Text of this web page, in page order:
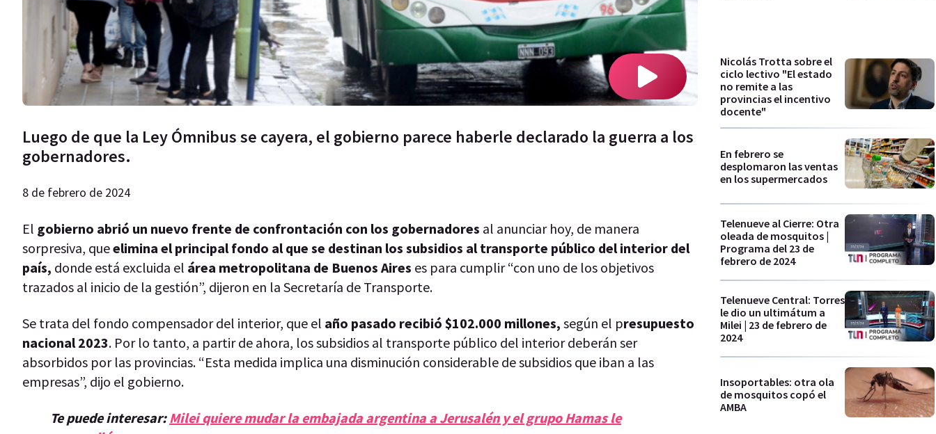
Luego de que la Ley Ómnibus se cayera, el gobierno parece haberle declarado la guerra a los
gobernadores.
8 de febrero de 2024
El gobierno abrió un nuevo frente de confrontación con los gobernadores al anunciar hoy, de manera
sorpresiva, queelimina el principal fondo al que se destinan los subsidios al transporte público del interior del
país, donde está excluida el área metropolitana de Buenos Aires es para cumplir “con uno de los objetivos
trazados al inicio de la gestión”, dijeron en la Secretaría de Transporte.
Se trata del fondo compensador del interior, que el año pasado recibió $102.000 millones, según el presupuesto
nacional 2023. Por lo tanto, a partir de ahora, los subsidios al transporte público del interior deberán ser
absorbidos por las provincias. “Esta medida implica una disminución considerable de subsidios que iban a las
empresas”, dijo el gobierno.
Te puede interesar: Milei quiere mudar la embajada argentina a Jerusalén y el grupo Hamas le
Nicolás Trotta sobre el
ciclo lectivo "El estado
no remite a las
provincias el incentivo
docente"
En febrero se
desplomaron las ventas
en los supermercados
Telenueve al Cierre: Otra
oleada de mosquitos |
Programa del 23 de
febrero de 2024
Telenueve Central: Torres
le dio un ultimátum a
Milei | 23 de febrero de
2024
Insoportables: otra ola
de mosquitos copó el
AMBA